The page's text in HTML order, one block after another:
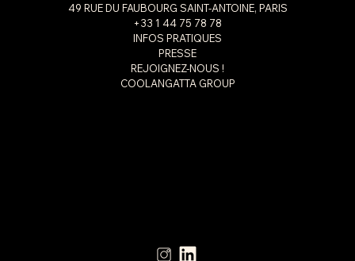
49 RUE DU FAUBOURG SAINT-ANTOINE, PARIS
+33 1 44 75 78 78
INFOS PRATIQUES
PRESSE
REJOIGNEZ-NOUS !
COOLANGATTA GROUP